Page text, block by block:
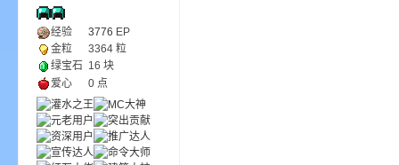
经验 3776 EP
金粒
3364 粒
绿宝石 16 块
爱心
0 点